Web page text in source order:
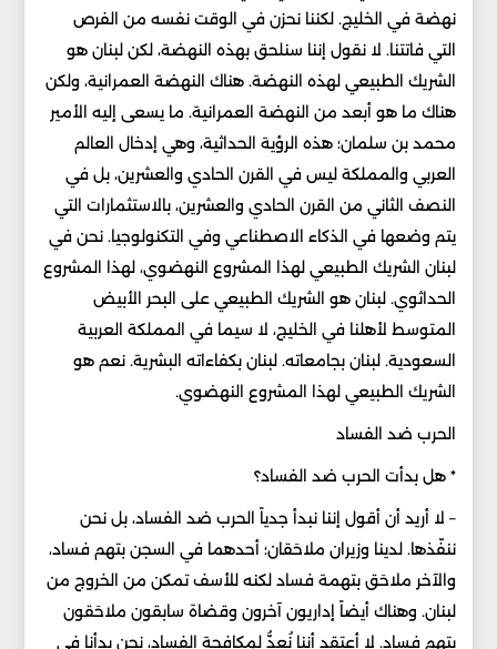
نهضة في الخليج. لكننا نحزن في الوقت نفسه من الفرص
التي فاتتنا. لا نقول إننا سنلحق بهذه النهضة، لكن لبنان هو
الشريك الطبيعي لهذه النهضة. هناك النهضة العمرانية، ولكن
هناك ما هو أبعد من النهضة العمرانية. ما يسعى إليه الأمير
محمد بن سلمان؛ هذه الرؤية الحداثية، وهي إدخال العالم
العربي والمملكة ليس في القرن الحادي والعشرين، بل في
النصف الثاني من القرن الحادي والعشرين، بالاستثمارات التي
يتم وضعها في الذكاء الاصطناعي وفي التكنولوجيا. نحن في
لبنان الشريك الطبيعي لهذا المشروع النهضوي، لهذا المشروع
الحداثوي. لبنان هو الشريك الطبيعي على البحر الأبيض
المتوسط لأهلنا في الخليج، لا سيما في المملكة العربية
السعودية. لبنان بجامعاته. لبنان بكفاءاته البشرية. نعم هو
الشريك الطبيعي لهذا المشروع النهضوي.
الحرب ضد الفساد
* هل بدأت الحرب ضد الفساد؟
– لا أريد أن أقول إننا نبدأ جدياً الحرب ضد الفساد، بل نحن
ننفّذها. لدينا وزيران ملاحَقان؛ أحدهما في السجن بتهم فساد،
والآخر ملاحَق بتهمة فساد لكنه للأسف تمكن من الخروج من
لبنان. وهناك أيضاً إداريون آخرون وقضاة سابقون ملاحَقون
بتهم فساد. لا أعتقد أننا نُعدُّ لمكافحة الفساد، نحن بدأنا في